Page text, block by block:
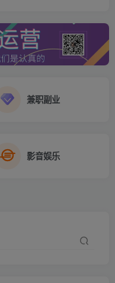
！
！
业，还是因为你没钱，
应该都是如此。
兼职副业
影音娱乐